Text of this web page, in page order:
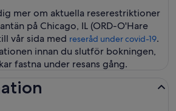
mer om aktuella reserestriktioner
på Chicago, IL (ORD-O'Hare
vår sida med reseråd under covid-19.
innan du slutför bokningen,
fastna under resans gång.